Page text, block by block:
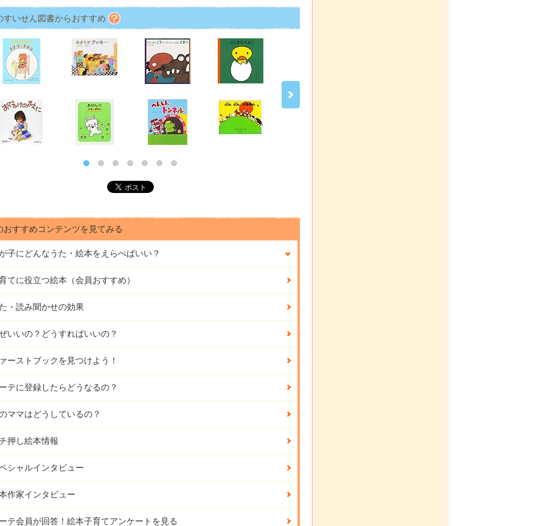
すいせん図書からおすすめ
おすすめコンテンツを見てみる
子にどんなうた・絵本をえらべばいい？
てに役立つ絵本（会員おすすめ）
・読み聞かせの効果
いいの？どうすればいいの？
ーストブックを見つけよう！
テに登録したらどうなるの？
ママはどうしているの？
押し絵本情報
シャルインタビュー
作家インタビュー
テ会員が回答！ 絵本子育てアンケートを見る